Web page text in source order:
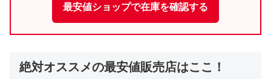
最安値ショップで在庫を確認する
絶対オススメの最安値販売店はここ！